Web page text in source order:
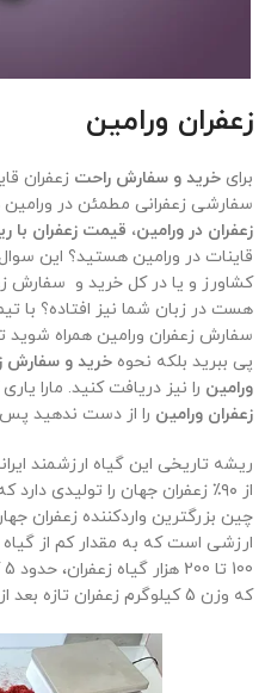
زعفران ورامین
برای خرید و سفارش راحت زعفران
سفارشی زعفرانی مطمئن در
زعفران در ورامین، قیمت زعفران با
قاینات در ورامین هستید؟ این
کشاورز و یا در کل خرید و سفارش
هست در زبان شما نیز افتاده؟ با
سفارش زعفران ورامین همراه شوید
پی ببرید بلکه نحوه خرید و سفارش
ورامین را نیز دریافت کنید. مارا
زعفران ورامین را از دست ندهید پس
از ۹۰٪ زعفران جهان را تولیدی
چین بزرگترین واردکننده زعفران
ارزشی است که به مقدار کم از
که وزن 5 کیلوگرم زعفران تازه بعد از خشک شدن به یک کیلوگرم میرسد.